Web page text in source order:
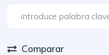
Comparar